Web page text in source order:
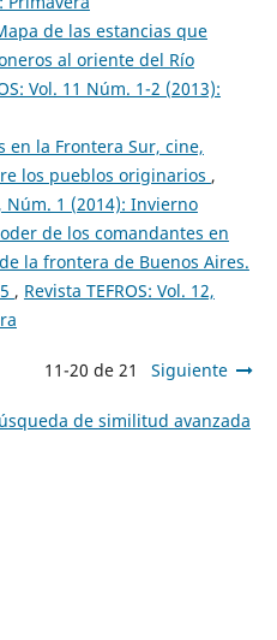
de las estancias que
al oriente del Río
Vol. 11 Núm. 1-2 (2013):
en la Frontera Sur, cine,
los pueblos originarios ,
Núm. 1 (2014): Invierno
de los comandantes en
la frontera de Buenos Aires.
, Revista TEFROS: Vol. 12,
11-20 de 21 Siguiente
de similitud avanzada